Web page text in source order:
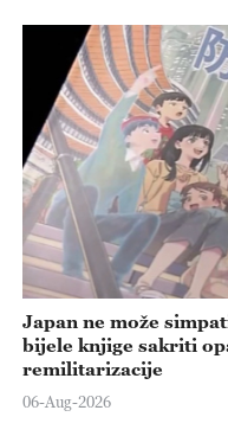
Japan ne može
bijele knjige sakriti
remilitarizacije
06-Aug-2026